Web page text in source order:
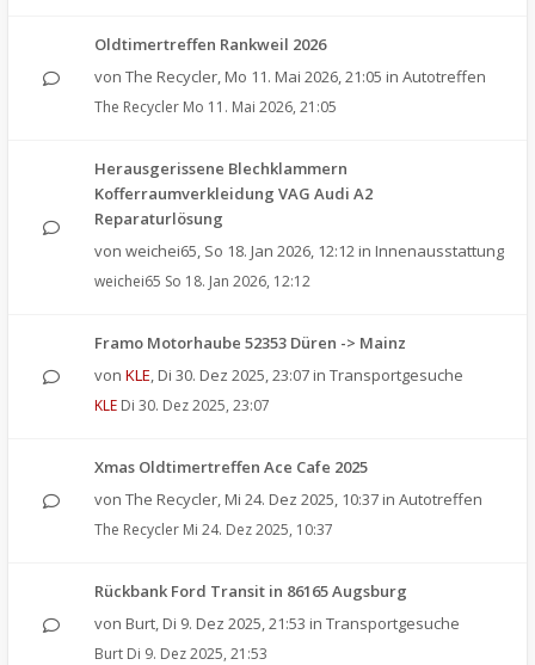
Oldtimertreffen Rankweil 2026
von The Recycler, Mo 11. Mai 2026, 21:05 in Autotreffen
The Recycler Mo 11. Mai 2026, 21:05
Herausgerissene Blechklammern
Kofferraumverkleidung VAG Audi A2
Reparaturlösung
von weichei65, So 18. Jan 2026, 12:12 in Innenausstattung
weichei65 So 18. Jan 2026, 12:12
Framo Motorhaube 52353 Düren -> Mainz
von KLE, Di 30. Dez 2025, 23:07 in Transportgesuche
KLE Di 30. Dez 2025, 23:07
Xmas Oldtimertreffen Ace Cafe 2025
von The Recycler, Mi 24. Dez 2025, 10:37 in Autotreffen
The Recycler Mi 24. Dez 2025, 10:37
Rückbank Ford Transit in 86165 Augsburg
von Burt, Di 9. Dez 2025, 21:53 in Transportgesuche
Burt Di 9. Dez 2025, 21:53